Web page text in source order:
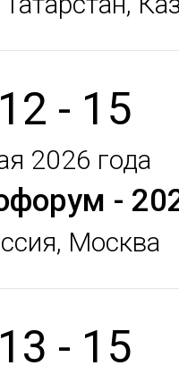
12 - 15
2026 года
-
Москва
13 - 15